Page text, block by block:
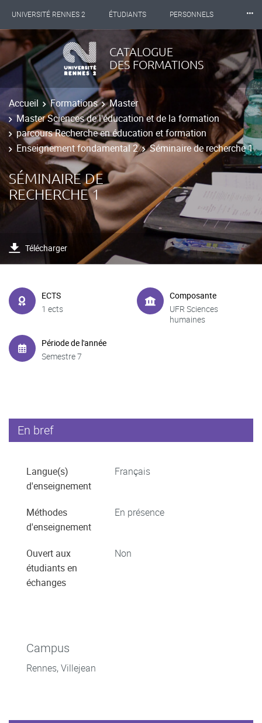
UNIVERSITÉ RENNES 2 ÉTUDIANTS PERSONNELS
INTERNATIONAL PROFESSIONNELS BIBLIOTHÈQUES
LES NOUVELLES DE RENNES 2
⸱⸱⸱
CATALOGUE
DES FORMATIONS
Accueil Formations
Master
Master Sciences de l'éducation et de la formation
parcours Recherche en éducation et formation
Enseignement fondamental 2
Séminaire de recherche 1
SÉMINAIRE DE
RECHERCHE 1
Télécharger
ECTS
1 ects
Composante
UFR Sciences
humaines
Période de l'année
Semestre 7
En bref
Langue(s)
d'enseignement
Français
Méthodes
d'enseignement
En présence
Ouvert aux
étudiants en
échanges
Non
Campus
Rennes, Villejean